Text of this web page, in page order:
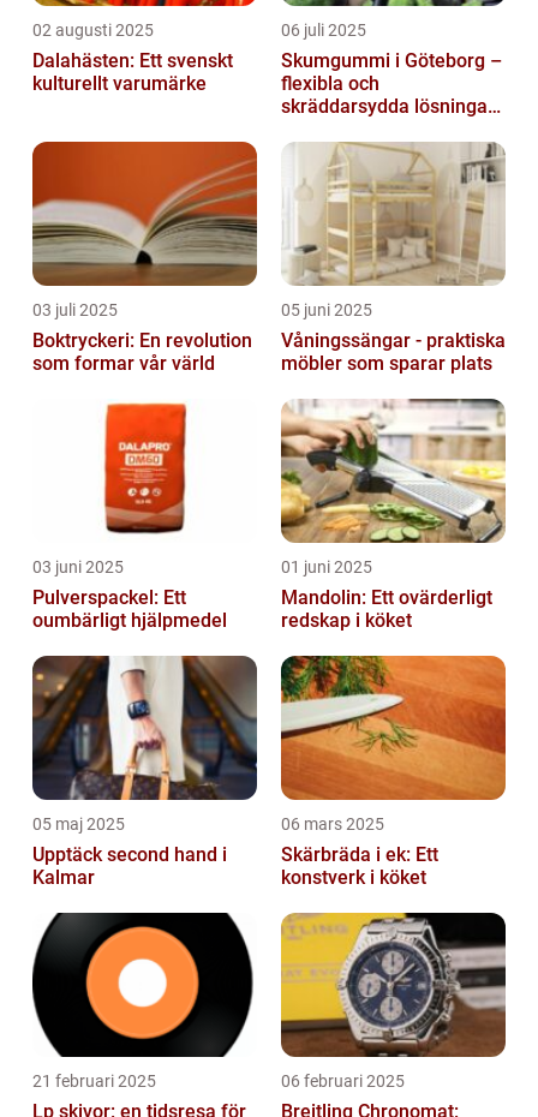
02 augusti 2025
Dalahästen: Ett svenskt
kulturellt varumärke
06 juli 2025
Skumgummi i Göteborg –
flexibla och
skräddarsydda lösningar
03 juli 2025
Boktryckeri: En revolution
som formar vår värld
05 juni 2025
Våningssängar - praktiska
möbler som sparar plats
03 juni 2025
Pulverspackel: Ett
oumbärligt hjälpmedel
01 juni 2025
Mandolin: Ett ovärderligt
redskap i köket
05 maj 2025
Upptäck second hand i
Kalmar
06 mars 2025
Skärbräda i ek: Ett
konstverk i köket
21 februari 2025
Lp skivor: en tidsresa för
06 februari 2025
Breitling Chronomat: